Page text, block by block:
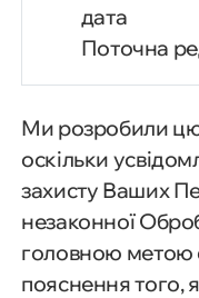
дата
Поточна
Ми розробили цю
оскільки
захисту Ваших
незаконної
головною метою
пояснення того,